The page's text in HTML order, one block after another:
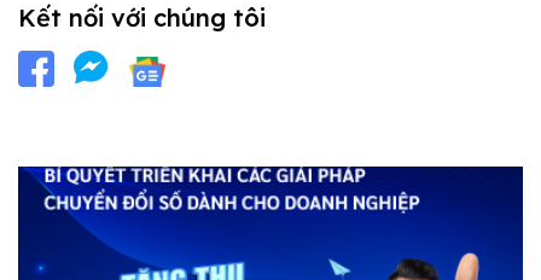
Kết nối với chúng tôi